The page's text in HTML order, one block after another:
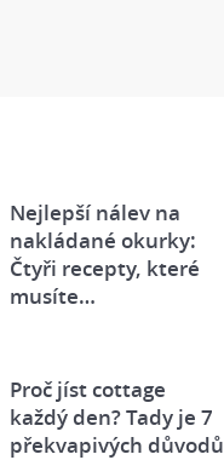
Nejlepší nálev na
nakládané okurky:
Čtyři recepty, které
musíte…
Proč jíst cottage
každý den? Tady je 7
překvapivých důvodů